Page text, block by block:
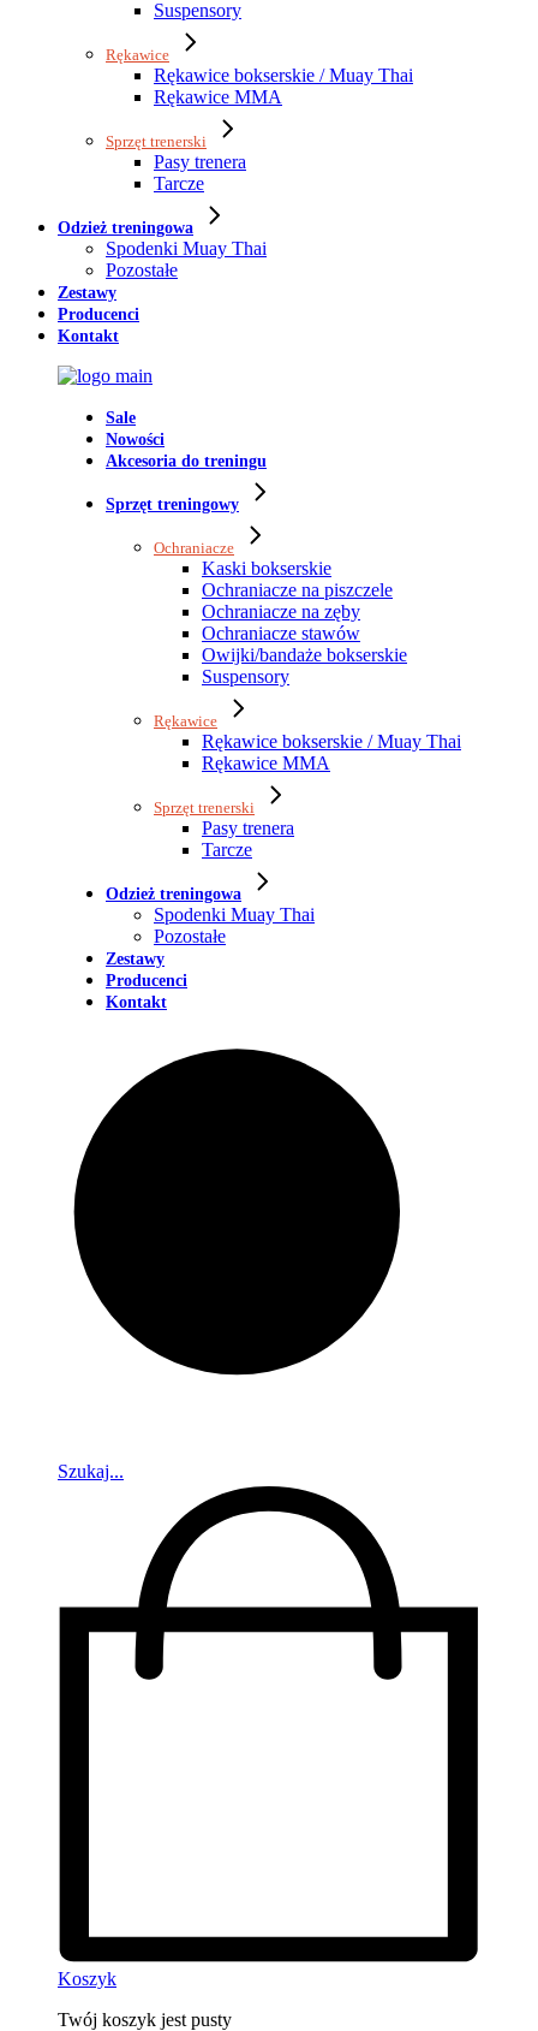
Suspensory
Rękawice
Rękawice bokserskie / Muay Thai
Rękawice MMA
Sprzęt trenerski
Pasy trenera
Tarcze
Odzież treningowa
Spodenki Muay Thai
Pozostałe
Zestawy
Producenci
Kontakt
Sale
Nowości
Akcesoria do treningu
Sprzęt treningowy
Ochraniacze
Kaski bokserskie
Ochraniacze na piszczele
Ochraniacze na zęby
Ochraniacze stawów
Owijki/bandaże bokserskie
Suspensory
Rękawice
Rękawice bokserskie / Muay Thai
Rękawice MMA
Sprzęt trenerski
Pasy trenera
Tarcze
Odzież treningowa
Spodenki Muay Thai
Pozostałe
Zestawy
Producenci
Kontakt
Szukaj...
Koszyk
Twój koszyk jest pusty